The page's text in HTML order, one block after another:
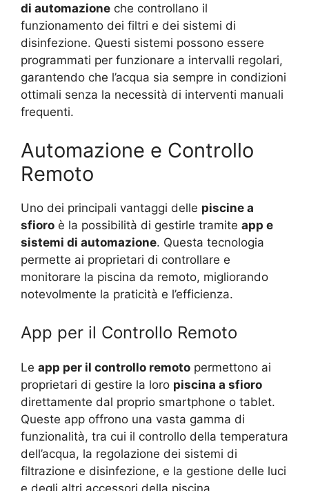
di automazione che controllano il
funzionamento dei filtri e dei sistemi di
disinfezione. Questi sistemi possono essere
programmati per funzionare a intervalli regolari,
garantendo che l’acqua sia sempre in condizioni
ottimali senza la necessità di interventi manuali
frequenti.
Automazione e Controllo
Remoto
Uno dei principali vantaggi delle piscine a
sfioro è la possibilità di gestirle tramite app e
sistemi di automazione. Questa tecnologia
permette ai proprietari di controllare e
monitorare la piscina da remoto, migliorando
notevolmente la praticità e l’efficienza.
App per il Controllo Remoto
Le app per il controllo remoto permettono ai
proprietari di gestire la loro piscina a sfioro
direttamente dal proprio smartphone o tablet.
Queste app offrono una vasta gamma di
funzionalità, tra cui il controllo della temperatura
dell’acqua, la regolazione dei sistemi di
filtrazione e disinfezione, e la gestione delle luci
e degli altri accessori della piscina.